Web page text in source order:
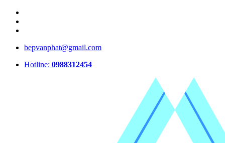
bepvanphat@gmail.com
Hotline: 0988312454